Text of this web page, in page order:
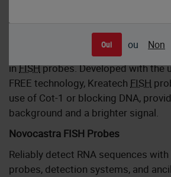
Oui ou Non
Kreatech FISH Probes
probes are the latest
inFISHprobes. Developed with the
FREE technology, Kreatech FISH
use of Cot-1 or blocking DNA,
background and a brighter signal.
Novocastra FISH Probes
Reliably detect RNA sequences
probes, detection systems, and